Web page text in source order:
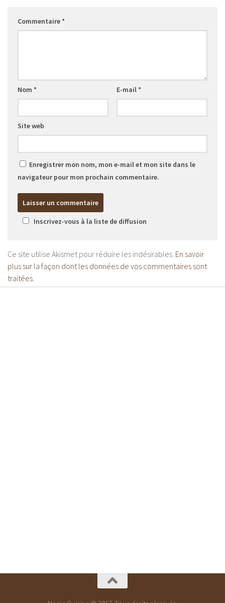
Commentaire*
Nom * E-mail*
Site web
Enregistrer mon nom, mon e-mail et mon site dans le
navigateur pour mon prochain commentaire.
Inscrivez-vous à la liste de diffusion
Ce site utilise Akismet pour réduire les indésirables. En savoir
plus sur la façon dont les données de vos commentaires sont
traitées.